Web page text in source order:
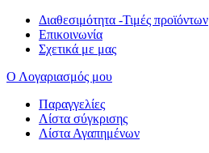
Διαθεσιμότητα -Τιμές προϊόντων
Επικοινωνία
Σχετικά με μας
Ο Λογαριασμός μου
Παραγγελίες
Λίστα σύγκρισης
Λίστα Αγαπημένων